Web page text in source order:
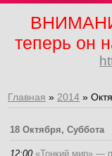
теперь он
Главная » 2014 »
18 Октября, Суббота
12:00 «Тонкий мир» —